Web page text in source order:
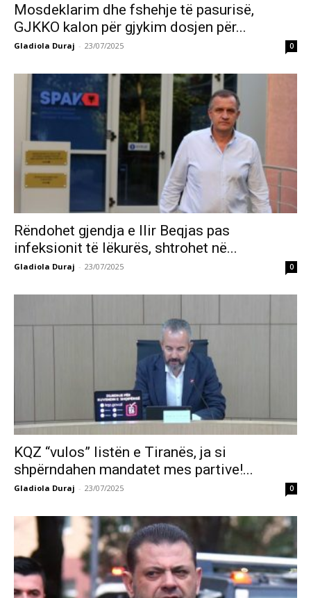
Mosdeklarim dhe fshehje të pasurisë,
GJKKO kalon për gjykim dosjen për...
Gladiola Duraj - 23/07/2025 0
Rëndohet gjendja e Ilir Beqjas pas
infeksionit të lëkurës, shtrohet në...
Gladiola Duraj - 23/07/2025 0
KQZ “vulos” listën e Tiranës, ja si
shpërndahen mandatet mes partive!...
Gladiola Duraj - 23/07/2025 0